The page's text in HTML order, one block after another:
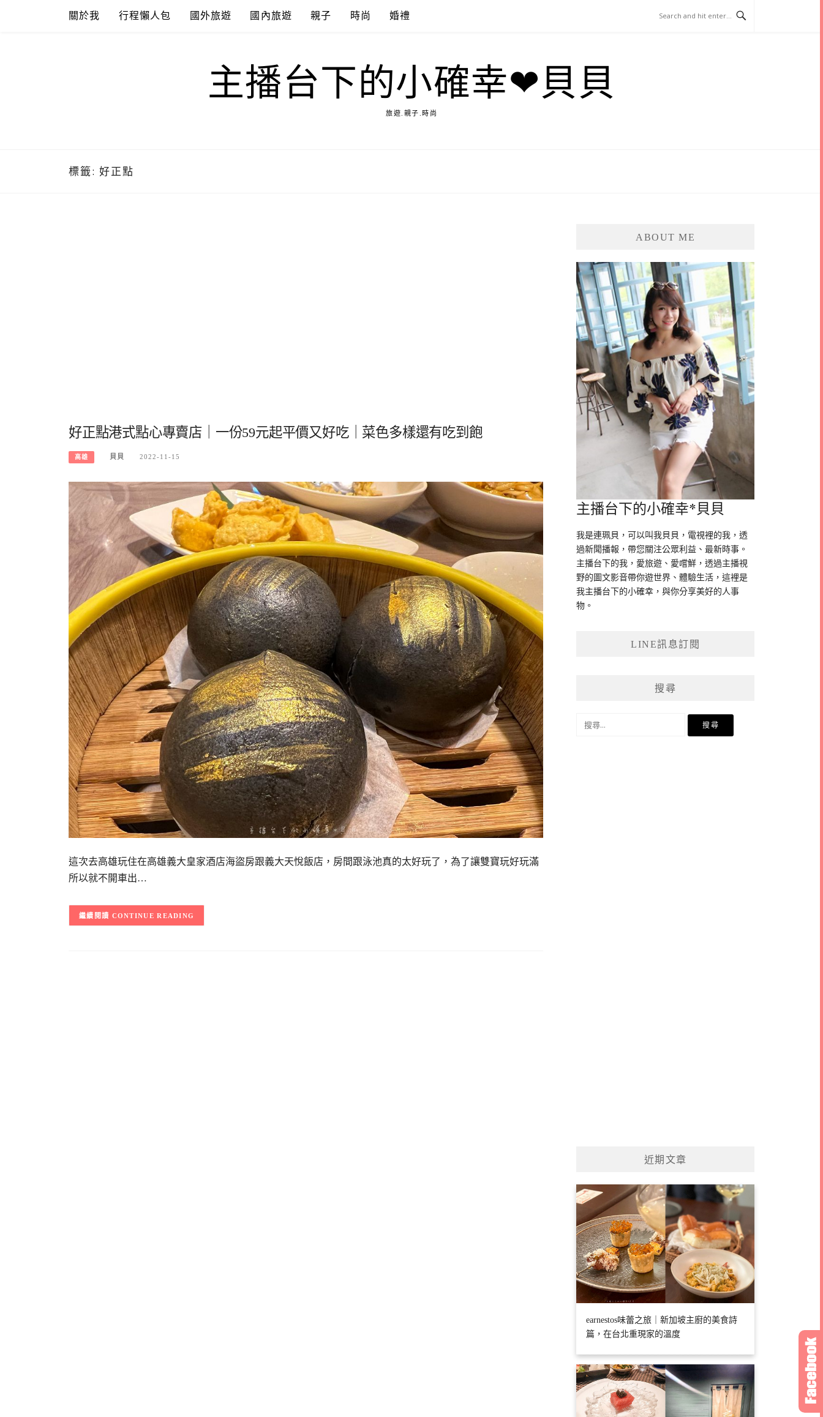
關於我 行程懶人包 國外旅遊 國內旅遊 親子 時尚 婚禮
主播台下的小確幸❤貝貝
旅遊.親子.時尚
標籤: 好正點
好正點港式點心專賣店｜一份59元起平價又好吃｜菜色多樣還有吃到飽
高雄 貝貝 2022-11-15
這次去高雄玩住在高雄義大皇家酒店海盜房跟義大天悅飯店，房間跟泳池真的太好玩了，為了讓雙寶玩好玩滿
所以就不開車出…
CONTINUE READING
ABOUT ME
主播台下的小確幸*貝貝
我是連珮貝，可以叫我貝貝，電視裡的我，透
過新聞播報，帶您關注公眾利益、最新時事。
主播台下的我，愛旅遊、愛嚐鮮，透過主播視
野的圖文影音帶你遊世界、體驗生活，這裡是
我主播台下的小確幸，與你分享美好的人事
物。
LINE訊息訂閱
搜尋
近期文章
earnestos味蕾之旅｜新加坡主廚的美食詩
篇，在台北重現家的溫度